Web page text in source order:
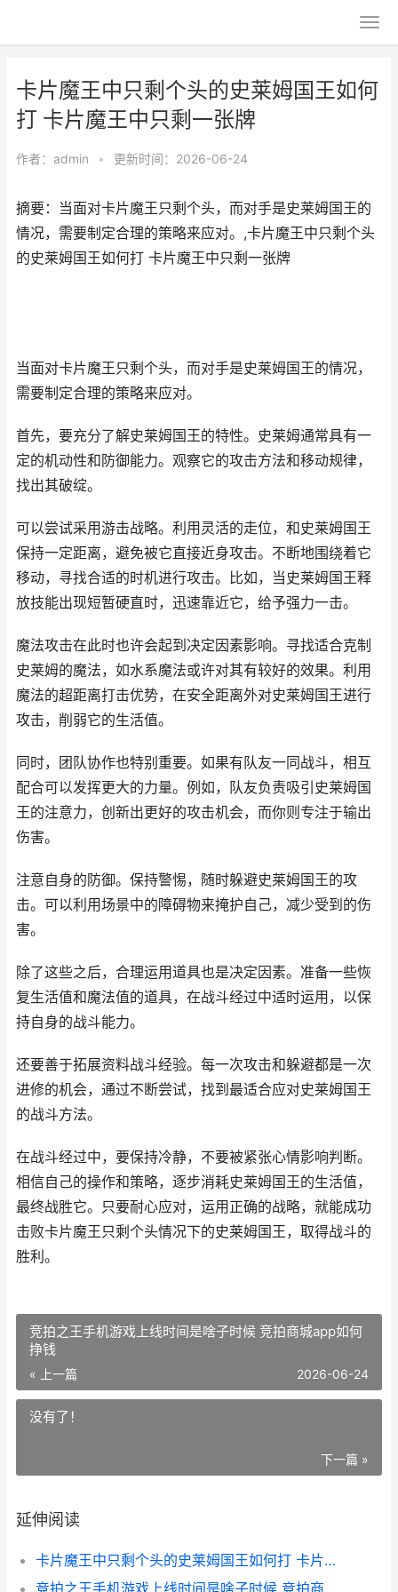
卡片魔王中只剩个头的史莱姆国王如何
打 卡片魔王中只剩一张牌
作者： admin • 更新时间：2026-06-24
摘要：当面对卡片魔王只剩个头，而对手是史莱姆国王的
情况，需要制定合理的策略来应对。,卡片魔王中只剩个头
的史莱姆国王如何打 卡片魔王中只剩一张牌
当面对卡片魔王只剩个头，而对手是史莱姆国王的情况，
需要制定合理的策略来应对。
首先，要充分了解史莱姆国王的特性。史莱姆通常具有一
定的机动性和防御能力。观察它的攻击方法和移动规律，
找出其破绽。
可以尝试采用游击战略。利用灵活的走位，和史莱姆国王
保持一定距离，避免被它直接近身攻击。不断地围绕着它
移动，寻找合适的时机进行攻击。比如，当史莱姆国王释
放技能出现短暂硬直时，迅速靠近它，给予强力一击。
魔法攻击在此时也许会起到决定因素影响。寻找适合克制
史莱姆的魔法，如水系魔法或许对其有较好的效果。利用
魔法的超距离打击优势，在安全距离外对史莱姆国王进行
攻击，削弱它的生活值。
同时，团队协作也特别重要。如果有队友一同战斗，相互
配合可以发挥更大的力量。例如，队友负责吸引史莱姆国
王的注意力，创新出更好的攻击机会，而你则专注于输出
伤害。
注意自身的防御。保持警惕，随时躲避史莱姆国王的攻
击。可以利用场景中的障碍物来掩护自己，减少受到的伤
害。
除了这些之后，合理运用道具也是决定因素。准备一些恢
复生活值和魔法值的道具，在战斗经过中适时运用，以保
持自身的战斗能力。
还要善于拓展资料战斗经验。每一次攻击和躲避都是一次
进修的机会，通过不断尝试，找到最适合应对史莱姆国王
的战斗方法。
在战斗经过中，要保持冷静，不要被紧张心情影响判断。
相信自己的操作和策略，逐步消耗史莱姆国王的生活值，
最终战胜它。只要耐心应对，运用正确的战略，就能成功
击败卡片魔王只剩个头情况下的史莱姆国王，取得战斗的
胜利。
竞拍之王手机游戏上线时间是啥子时候 竞拍商城app如何
挣钱
« 上一篇 2026-06-24
没有了！
下一篇 »
延伸阅读
卡片魔王中只剩个头的史莱姆国王如何打 卡片魔王中只剩一张牌